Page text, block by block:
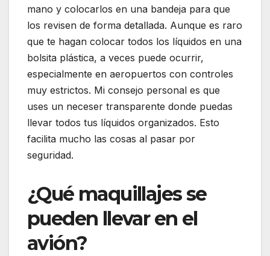
mano y colocarlos en una bandeja para que
los revisen de forma detallada. Aunque es raro
que te hagan colocar todos los líquidos en una
bolsita plástica, a veces puede ocurrir,
especialmente en aeropuertos con controles
muy estrictos. Mi consejo personal es que
uses un neceser transparente donde puedas
llevar todos tus líquidos organizados. Esto
facilita mucho las cosas al pasar por
seguridad.
¿Qué maquillajes se
pueden llevar en el
avión?